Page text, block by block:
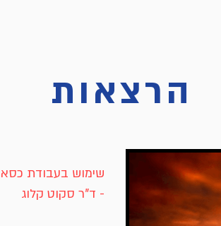
הרצאות
שימוש בעבודת
- ד"ר סקוט קלוג